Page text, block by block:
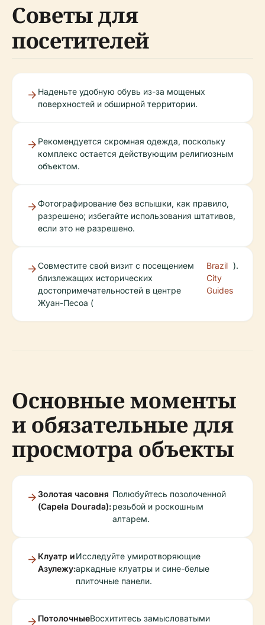
Советы для
посетителей
Наденьте удобную обувь из-за мощеных
поверхностей и обширной территории.
Рекомендуется скромная одежда, поскольку
комплекс остается действующим религиозным
объектом.
Фотографирование без вспышки, как правило,
разрешено; избегайте использования штативов,
если это не разрешено.
Совместите свой визит с посещением
близлежащих исторических
достопримечательностей в центре
Жуан-Песоа (
Brazil
City
Guides
).
Основные моменты
и обязательные для
просмотра объекты
Золотая часовня
(Capela Dourada):
Полюбуйтесь позолоченной
резьбой и роскошным
алтарем.
Клуатр и
Азулежу:
Исследуйте умиротворяющие
аркадные клуатры и сине-белые
плиточные панели.
ПотолочныеВосхититесь замысловатыми